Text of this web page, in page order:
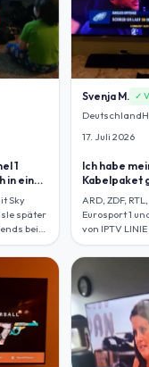
1
in einer
Sky
später
bei
Svenja M. ✓
Deutschland
17. Juli 2026
Ich habe
Kabelpaket
ARD, ZDF,
Eurosport 1
von IPTV
unterm
als vorher.